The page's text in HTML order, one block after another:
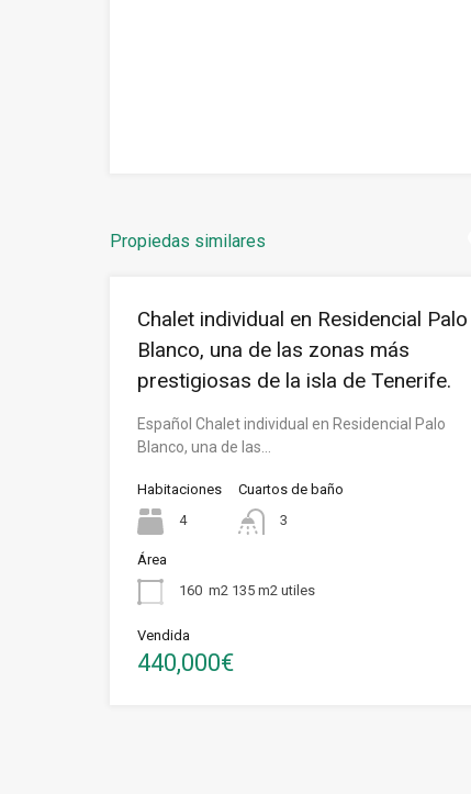
Propiedas similares
Chalet individual en Residencial Palo
Blanco, una de las zonas más
prestigiosas de la isla de Tenerife.
Español Chalet individual en Residencial Palo
Blanco, una de las…
Habitaciones
4
Cuartos de baño
3
Área
160 m2 135 m2 utiles
Vendida
440,000€